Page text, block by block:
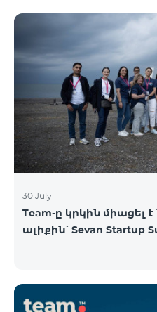
30 July
Team-ը կրկին միացել
ալիքին՝ Sevan Startup